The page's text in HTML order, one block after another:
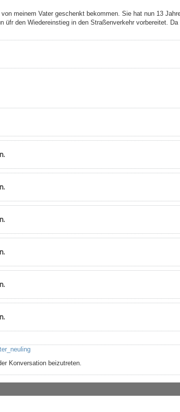
meinem Vater geschenkt bekommen. Sie hat nun 13
üfr den Wiedereinstieg in den Straßenverkehr vorbereitet.
Konversation beizutreten.